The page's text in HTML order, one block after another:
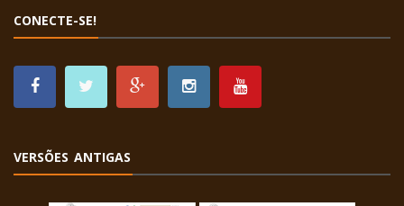
CONECTE-SE!
VERSÕES ANTIGAS